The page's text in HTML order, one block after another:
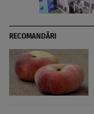
RECOMANDĂRI